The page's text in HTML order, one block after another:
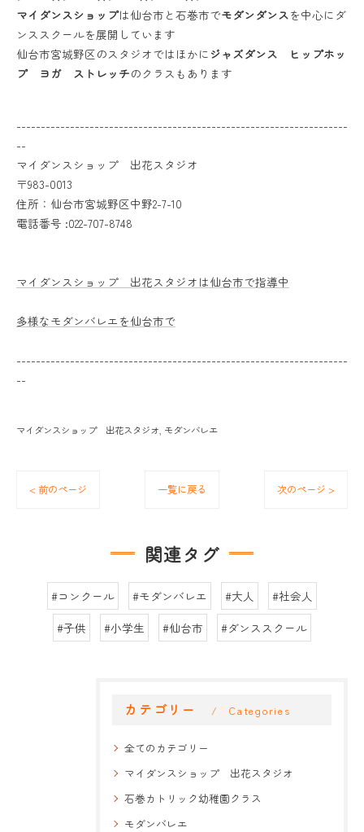
マイダンスショップは仙台市と石巻市でモダンダンスを中心にダ
ンススクールを展開しています
仙台市宮城野区のスタジオではほかに ジャズダンス ヒップホッ
プ ヨガ ストレッチのクラスもあります
--------------------------------------------------------------------
--
マイダンスショップ 出花スタジオ
〒983-0013
住所：仙台市宮城野区中野2-7-10
電話番号 :022-707-8748
マイダンスショップ 出花スタジオは仙台市で指導中
多様なモダンバレエを仙台市で
--------------------------------------------------------------------
--
マイダンスショップ 出花スタジオ モダンバレエ
< 前のページ 一覧に戻る 次のページ >
関連タグ
#コンクール #モダンバレエ #大人
#社会人
#子供
#小学生 #仙台市 #ダンススクール
カテゴリー Categories
全てのカテゴリー
マイダンスショップ 出花スタジオ
石巻カトリック幼稚園クラス
モダンバレエ